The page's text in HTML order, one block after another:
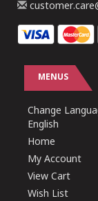
MENUS
Change
English
Home
My Account
View Cart
Wish List